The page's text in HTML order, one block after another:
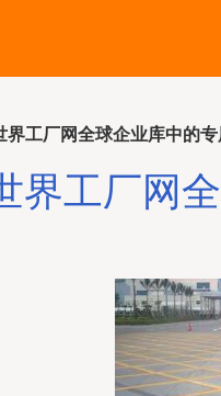
界工厂网全球企业库中的
界工厂网